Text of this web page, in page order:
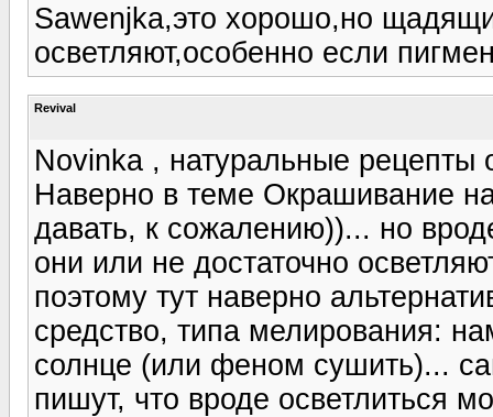
Sawenjka,это хорошо,но
осветляют,особенно если
Revival
Novinka , натуральные рецепты
Наверно в теме Окрашивание
давать, к сожалению))... но
они или не достаточно
поэтому тут наверно
средство, типа мелирования:
солнце (или феном сушить)...
пишут, что вроде осветлиться